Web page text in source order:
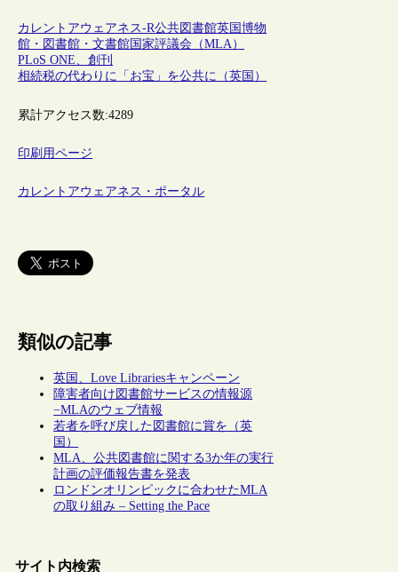
カレントアウェアネス-R公共図書館英国博物
館・図書館・文書館国家評議会（MLA）
PLoS ONE、創刊
相続税の代わりに「お宝」を公共に（英国）
累計アクセス数:4289
印刷用ページ
カレントアウェアネス・ポータル
類似の記事
英国、Love Librariesキャンペーン
障害者向け図書館サービスの情報源
−MLAのウェブ情報
若者を呼び戻した図書館に賞を（英
国）
MLA、公共図書館に関する3か年の実行
計画の評価報告書を発表
ロンドンオリンピックに合わせたMLA
の取り組み – Setting the Pace
サイト内検索